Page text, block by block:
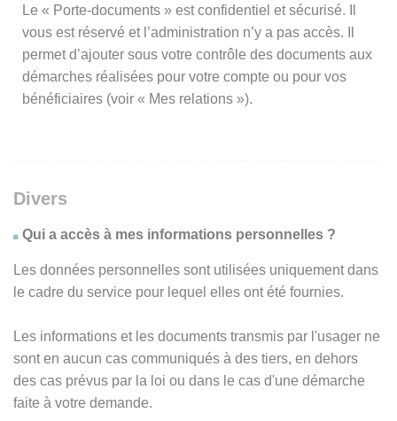
Le « Porte-documents » est confidentiel et sécurisé. Il
vous est réservé et l’administration n’y a pas accès. Il
permet d’ajouter sous votre contrôle des documents aux
démarches réalisées pour votre compte ou pour vos
bénéficiaires (voir « Mes relations »).
Divers
Qui a accès à mes informations personnelles ?
Les données personnelles sont utilisées uniquement dans
le cadre du service pour lequel elles ont été fournies.
Les informations et les documents transmis par l'usager ne
sont en aucun cas communiqués à des tiers, en dehors
des cas prévus par la loi ou dans le cas d'une démarche
faite à votre demande.